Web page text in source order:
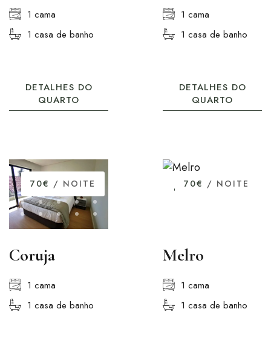
1 cama
1 casa de banho
DETALHES DO
QUARTO
1 cama
1 casa de banho
DETALHES DO
QUARTO
70€ / NOITE
Coruja
1 cama
1 casa de banho
70€ / NOITE
Melro
1 cama
1 casa de banho